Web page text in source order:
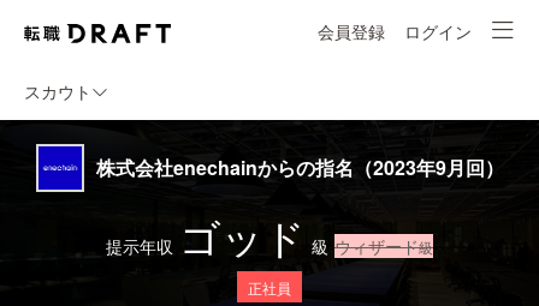
会員登録 ログイン
スカウト
株式会社enechainからの指名（2023年9月回）
提示年収 ゴッド 級 ウィザード級
正社員